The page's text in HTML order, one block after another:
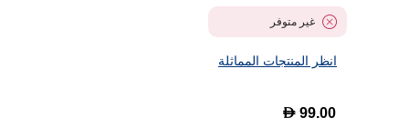
غير متوفر
انظر المنتجات المماثلة
D 99.00